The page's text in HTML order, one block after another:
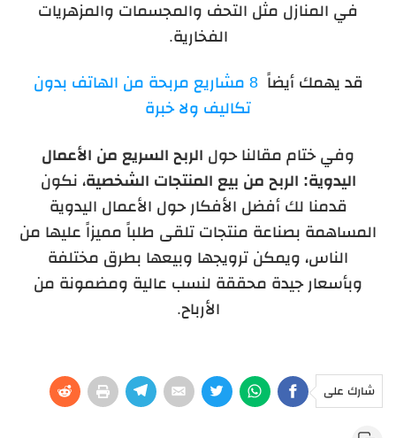
في المنازل مثل التحف والمجسمات والمزهريات
الفخارية.
قد يهمك أيضاً
8 مشاريع مربحة من الهاتف بدون
تكاليف ولا خبرة
وفي ختام مقالنا حول الربح السريع من الأعمال
اليدوية: الربح من بيع المنتجات الشخصية، نكون
قدمنا لك أفضل الأفكار حول الأعمال اليدوية
المساهمة بصناعة منتجات تلقى طلباً مميزاً عليها من
الناس، ويمكن ترويجها وبيعها بطرق مختلفة
وبأسعار جيدة محققة لنسب عالية ومضمونة من
الأرباح.
شارك على